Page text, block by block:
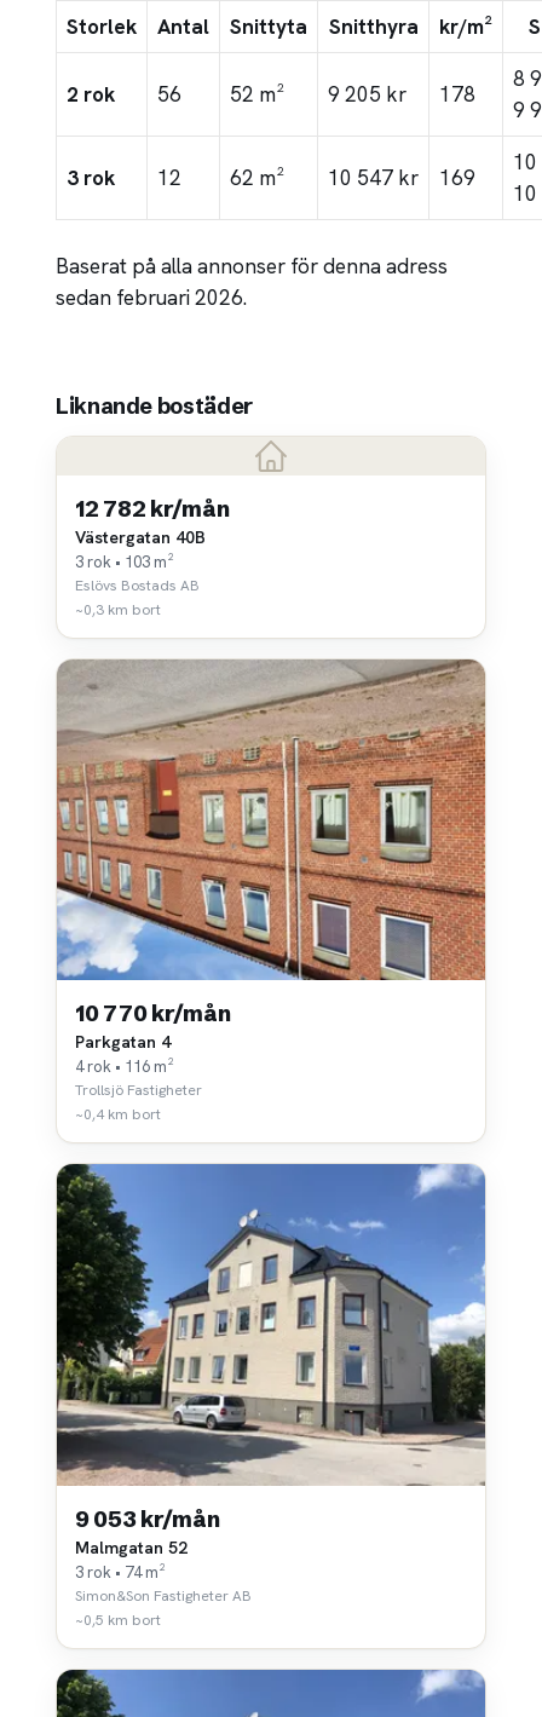
Storlek Antal Snittyta Snitthyra kr/m²
2 rok 56 52 m² 9 205 kr 178
8
9
3 rok 12 62 m² 10 547 kr 169
10
Baserat på alla annonser för denna adress
sedan februari 2026.
Liknande bostäder
12 782 kr/mån
Västergatan 40B
3 rok • 103 m²
Eslövs Bostads AB
~0,3 km bort
10 770 kr/mån
Parkgatan 4
4 rok • 116 m²
Trollsjö Fastigheter
~0,4 km bort
9 053 kr/mån
Malmgatan 52
3 rok • 74 m²
Simon&Son Fastigheter AB
~0,5 km bort